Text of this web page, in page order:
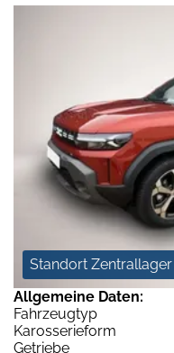
Standort Zentrallager
Allgemeine Daten:
Fahrzeugtyp
Karosserieform
Getriebe